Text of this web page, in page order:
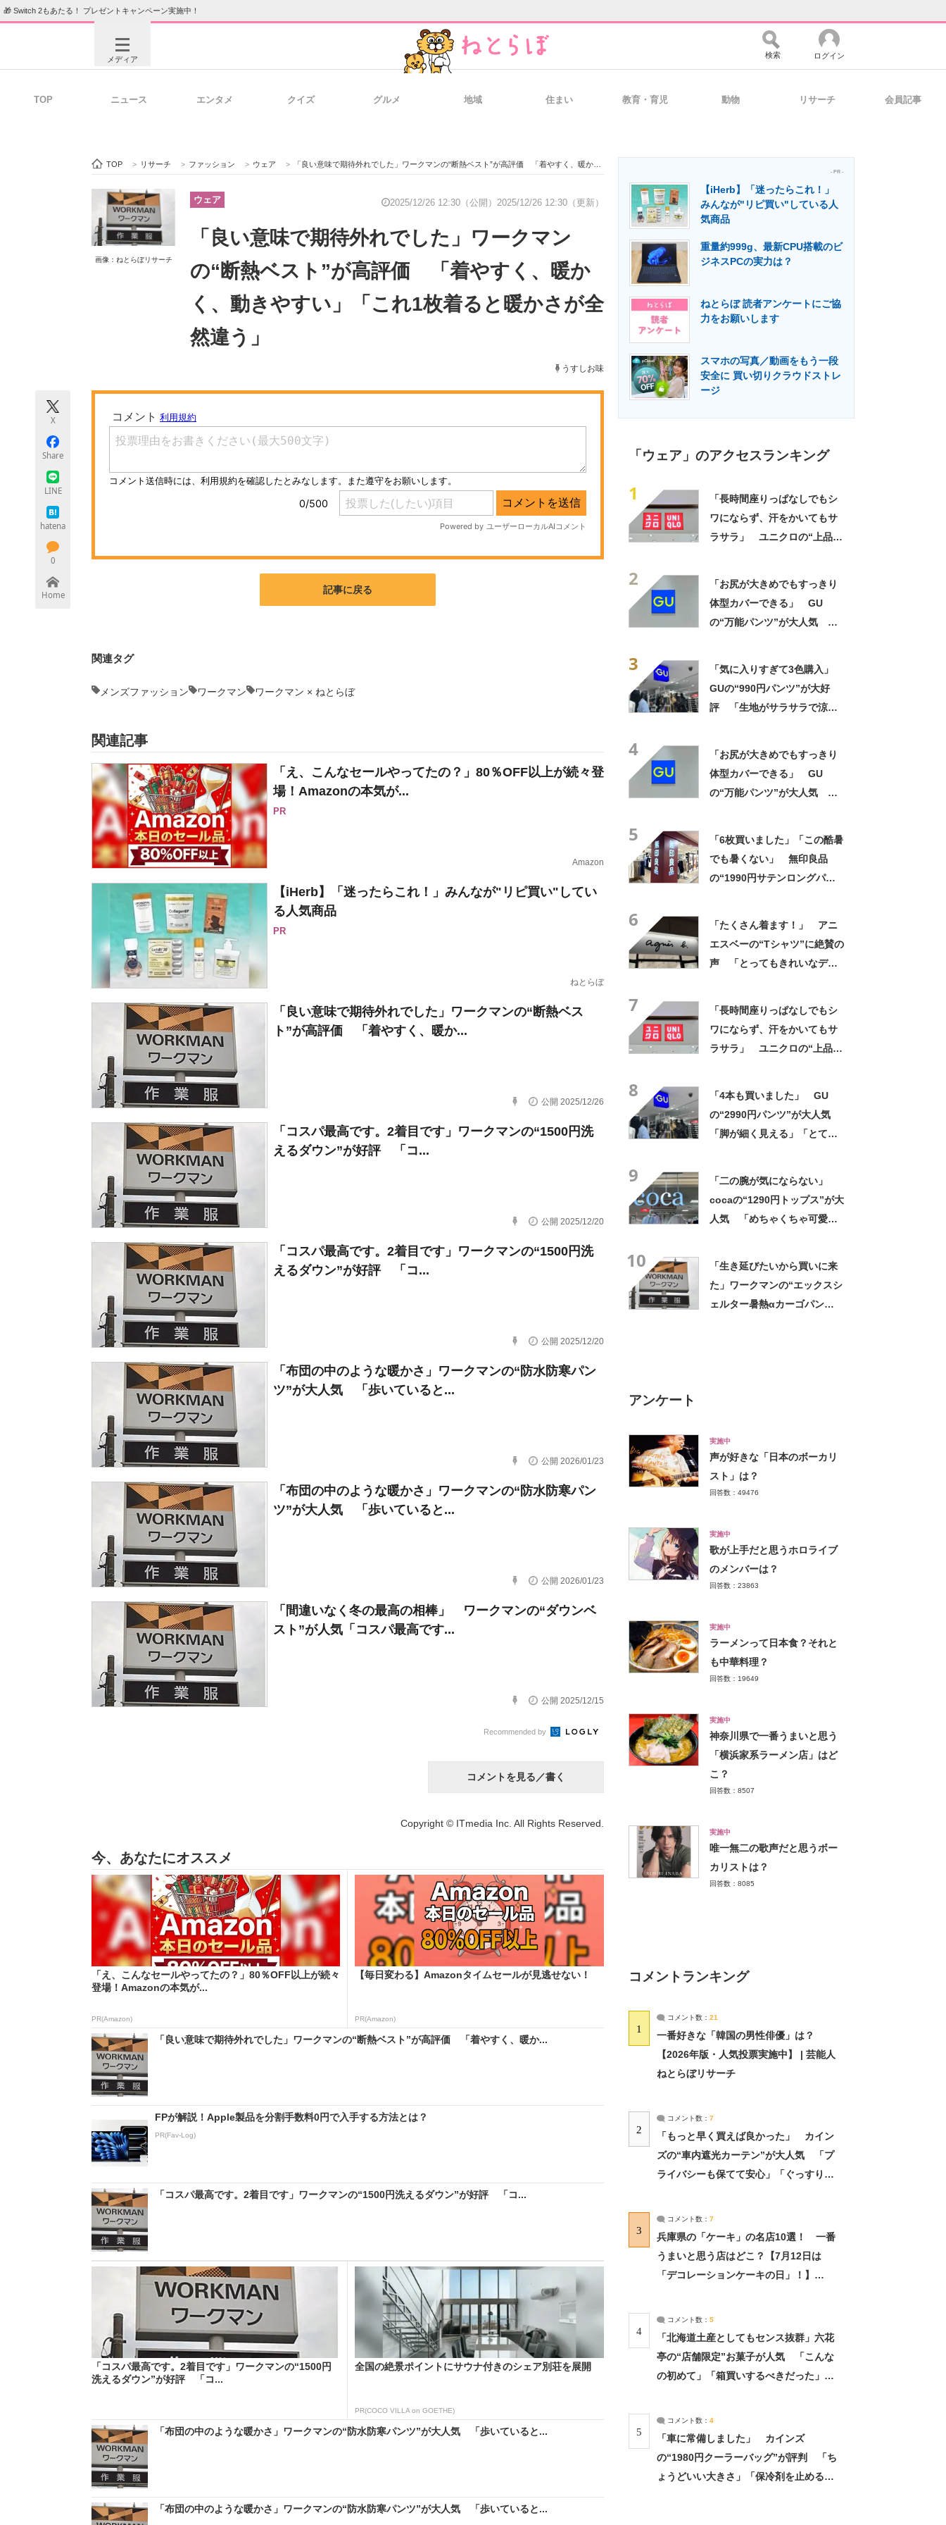
🎁 Switch 2もあたる！ プレゼントキャンペーン実施中！
メディア
ビジネスと働き方のヒント 経営リーダーのコミュニティ マーケ×ITの今がよく分かる
ITエンジニア向け専門サイト 企業向けIT製品の総合サイト IT製品の技術・比較・事例 製造業のIT導入・活用を支援
モノづくり技術者専門サイト エネルギーの専門メディア 建設×テクノロジーの最前線
ちょっと気になるネットの話題
検索 ログイン
TOP ニュース エンタメ クイズ グルメ 地域 住まい 教育・育児 動物 リサーチ 会員記事
TOP > リサーチ > ファッション > ウェア > 「良い意味で期待外れでした」ワークマンの“断熱ベスト”が高評価 「着やすく、暖かく、動きやすい」「これ1枚着ると暖かさが全然違う」
画像：ねとらぼリサーチ
ウェア 2025/12/26 12:30（公開） 2025/12/26 12:30（更新）
「良い意味で期待外れでした」ワークマン
の“断熱ベスト”が高評価 「着やすく、暖か
く、動きやすい」「これ1枚着ると暖かさが全
然違う」
うすしお味
X
Share
LINE
hatena
0
Home 記事に戻る
関連タグ
メンズファッション ワークマン ワークマン × ねとらぼ
関連記事
「え、こんなセールやってたの？」80％OFF以上が続々登
場！Amazonの本気が...
PR
Amazon
【iHerb】「迷ったらこれ！」みんなが"リピ買い"してい
る人気商品
PR
ねとらぼ
「良い意味で期待外れでした」ワークマンの“断熱ベス
ト”が高評価 「着やすく、暖か...
公開 2025/12/26
「コスパ最高です。2着目です」ワークマンの“1500円洗
えるダウン”が好評 「コ...
公開 2025/12/20
「コスパ最高です。2着目です」ワークマンの“1500円洗
えるダウン”が好評 「コ...
公開 2025/12/20
「布団の中のような暖かさ」ワークマンの“防水防寒パン
ツ”が大人気 「歩いていると...
公開 2026/01/23
「布団の中のような暖かさ」ワークマンの“防水防寒パン
ツ”が大人気 「歩いていると...
公開 2026/01/23
「間違いなく冬の最高の相棒」 ワークマンの“ダウンベ
スト”が人気「コスパ最高です...
公開 2025/12/15
Recommended by
コメントを見る／書く
Copyright © ITmedia Inc. All Rights Reserved.
今、あなたにオススメ
「え、こんなセールやってたの？」80％OFF以上が続々
登場！Amazonの本気が...
PR(Amazon)
【毎日変わる】Amazonタイムセールが見逃せない！
PR(Amazon)
「良い意味で期待外れでした」ワークマンの“断熱ベスト”が高評価 「着やすく、暖か...
FPが解説！Apple製品を分割手数料0円で入手する方法とは？
PR(Fav-Log)
「コスパ最高です。2着目です」ワークマンの“1500円洗えるダウン”が好評 「コ...
「コスパ最高です。2着目です」ワークマンの“1500円
洗えるダウン”が好評 「コ...
全国の絶景ポイントにサウナ付きのシェア別荘を展開
PR(COCO VILLA on GOETHE)
「布団の中のような暖かさ」ワークマンの“防水防寒パンツ”が大人気 「歩いていると...
「布団の中のような暖かさ」ワークマンの“防水防寒パンツ”が大人気 「歩いていると...
- PR -
【iHerb】「迷ったらこれ！」
みんなが"リピ買い"している人
気商品
重量約999g、最新CPU搭載のビ
ジネスPCの実力は？
ねとらぼ 読者アンケートにご協
力をお願いします
スマホの写真／動画をもう一段
安全に 買い切りクラウドストレ
ージ
「ウェア」のアクセスランキング
1
「長時間座りっぱなしでもシ
ワにならず、汗をかいてもサ
ラサラ」 ユニクロの“上品ワ
2
「お尻が大きめでもすっきり
体型カバーできる」 GU
の“万能パンツ”が大人気
3
「気に入りすぎて3色購入」
GUの“990円パンツ”が大好
評 「生地がサラサラで涼し
4
「お尻が大きめでもすっきり
体型カバーできる」 GU
の“万能パンツ”が大人気
5
「6枚買いました」「この酷暑
でも暑くない」 無印良品
の“1990円サテンロングパン
6
「たくさん着ます！」 アニ
エスベーの“Tシャツ”に絶賛の
声 「とってもきれいなデザ
7
「長時間座りっぱなしでもシ
ワにならず、汗をかいてもサ
ラサラ」 ユニクロの“上品ワ
8
「4本も買いました」 GU
の“2990円パンツ”が大人気
「脚が細く見える」「とても
9
「二の腕が気にならない」
cocaの“1290円トップス”が大
人気 「めちゃくちゃ可愛
10
「生き延びたいから買いに来
た」ワークマンの“エックスシ
ェルター暑熱αカーゴパン
アンケート
実施中
声が好きな「日本のボーカリ
スト」は？
回答数：49476
実施中
歌が上手だと思うホロライブ
のメンバーは？
回答数：23863
実施中
ラーメンって日本食？それと
も中華料理？
回答数：19649
実施中
神奈川県で一番うまいと思う
「横浜家系ラーメン店」はど
こ？
回答数：8507
実施中
唯一無二の歌声だと思うボー
カリストは？
回答数：8085
コメントランキング
1
コメント数： 21
一番好きな「韓国の男性俳優」は？
【2026年版・人気投票実施中】 | 芸能人
ねとらぼリサーチ
2
コメント数： 7
「もっと早く買えば良かった」 カイン
ズの“車内遮光カーテン”が大人気 「プ
ライバシーも保てて安心」「ぐっすり眠
3
コメント数： 7
兵庫県の「ケーキ」の名店10選！ 一番
うまいと思う店はどこ？【7月12日は
「デコレーションケーキの日」！】
4
コメント数： 5
「北海道土産としてもセンス抜群」六花
亭の“店舗限定”お菓子が人気 「こんな
の初めて」「箱買いするべきだった」
5
コメント数： 4
「車に常備しました」 カインズ
の“1980円クーラーバッグ”が評判 「ち
ょうどいい大きさ」「保冷剤を止めるベ